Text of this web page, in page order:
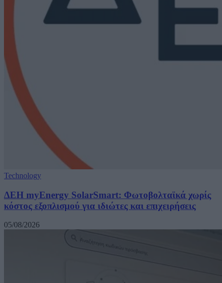
Technology
ΔΕΗ myEnergy SolarSmart: Φωτοβολταϊκά χωρίς
κόστος εξοπλισμού για ιδιώτες και επιχειρήσεις
05/08/2026